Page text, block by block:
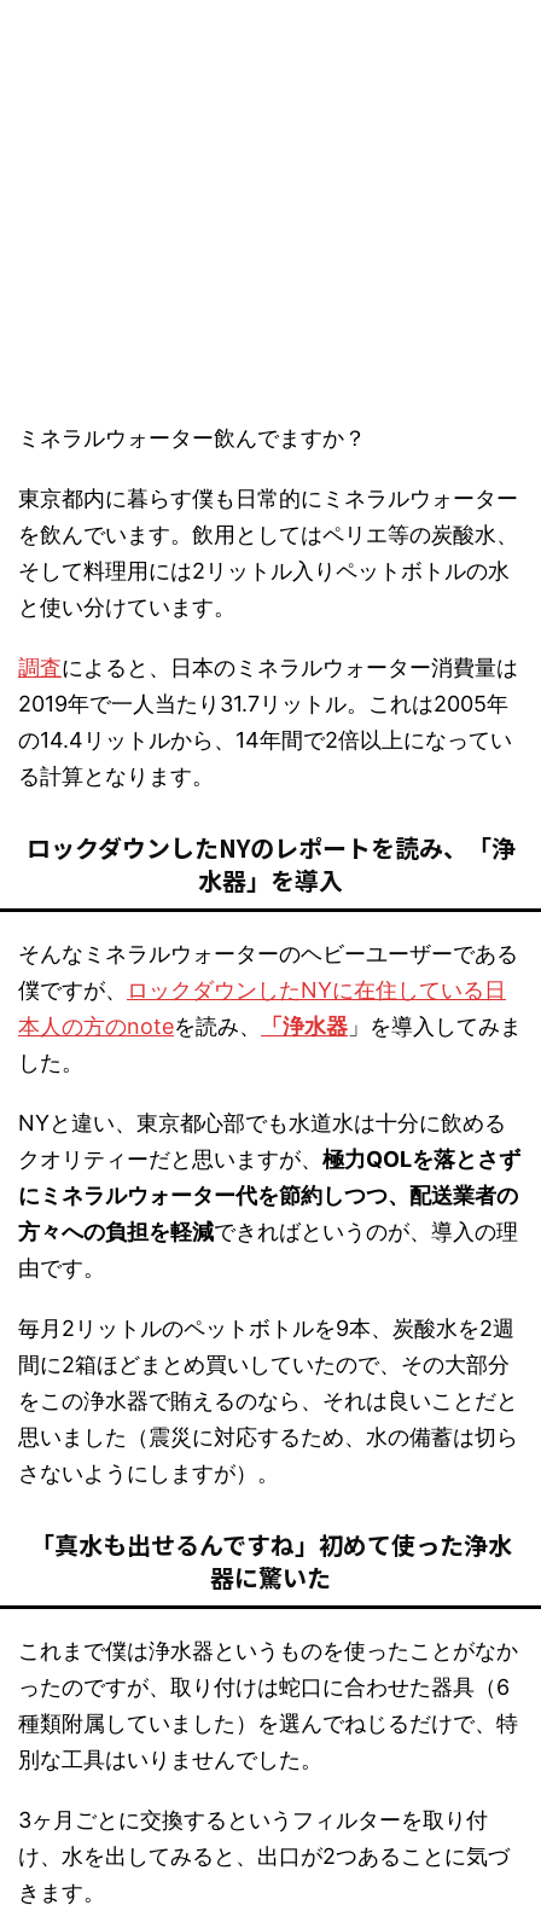
ミネラルウォーター飲んでますか？
東京都内に暮らす僕も日常的にミネラルウォーター
を飲んでいます。飲用としてはペリエ等の炭酸水、
そして料理用には2リットル入りペットボトルの水
と使い分けています。
調査によると、日本のミネラルウォーター消費量は
2019年で一人当たり31.7リットル。これは2005年
の14.4リットルから、14年間で2倍以上になってい
る計算となります。
ロックダウンしたNYのレポートを読み、「浄
水器」を導入
そんなミネラルウォーターのヘビーユーザーである
僕ですが、
ロックダウンしたNYに在住している日
本人の方のnoteを読み、 「浄水器 」を導入してみま
した。
NYと違い、東京都心部でも水道水は十分に飲める
クオリティーだと思いますが、 極力QOLを落とさず
にミネラルウォーター代を節約しつつ、配送業者の
方々への負担を軽減できればというのが、導入の理
由です。
毎月2リットルのペットボトルを9本、炭酸水を2週
間に2箱ほどまとめ買いしていたので、その大部分
をこの浄水器で賄えるのなら、それは良いことだと
思いました（震災に対応するため、水の備蓄は切ら
さないようにしますが）。
「真水も出せるんですね」初めて使った浄水
器に驚いた
これまで僕は浄水器というものを使ったことがなか
ったのですが、取り付けは蛇口に合わせた器具（6
種類附属していました）を選んでねじるだけで、特
別な工具はいりませんでした。
3ヶ月ごとに交換するというフィルターを取り付
け、水を出してみると、出口が2つあることに気づ
きます。